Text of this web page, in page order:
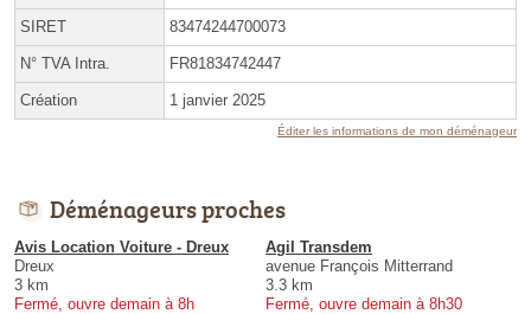
SIRET 83474244700073
N° TVA Intra. FR81834742447
Création 1 janvier 2025
Éditer les informations de mon déménageur
Déménageurs proches
Avis Location Voiture - Dreux
Dreux
3 km
Fermé, ouvre demain à 8h
Agil Transdem
avenue François Mitterrand
3.3 km
Fermé, ouvre demain à 8h30